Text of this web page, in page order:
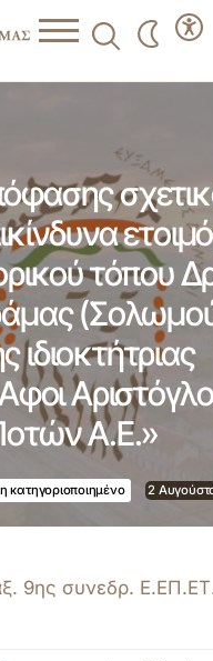
Εμπορία Ποτών Α.Ε.»
τόπου
ιδιοκτήτριας
Α.Ε.»
κατηγοριοποιημένο 2
9ης συνεδρ.